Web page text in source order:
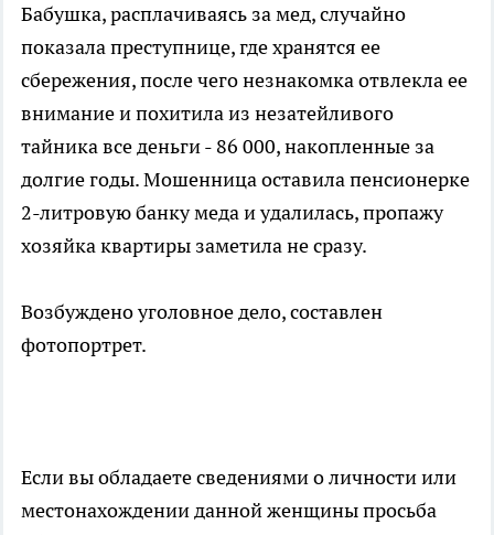
Бабушка, расплачиваясь за мед, случайно
показала преступнице, где хранятся ее
сбережения, после чего незнакомка отвлекла ее
внимание и похитила из незатейливого
тайника все деньги - 86 000, накопленные за
долгие годы. Мошенница оставила пенсионерке
2-литровую банку меда и удалилась, пропажу
хозяйка квартиры заметила не сразу.
Возбуждено уголовное дело, составлен
фотопортрет.
Если вы обладаете сведениями о личности или
местонахождении данной женщины просьба